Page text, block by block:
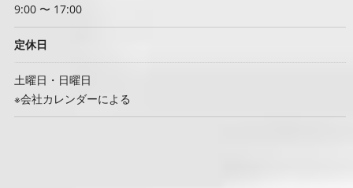
9:00 〜 17:00
定休日
土曜日・日曜日
※会社カレンダーによる